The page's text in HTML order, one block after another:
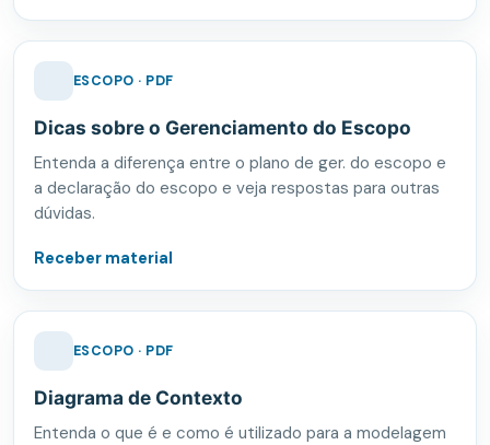
ESCOPO · PDF
Dicas sobre o Gerenciamento do Escopo
Entenda a diferença entre o plano de ger. do escopo e
a declaração do escopo e veja respostas para outras
dúvidas.
Receber material
ESCOPO · PDF
Diagrama de Contexto
Entenda o que é e como é utilizado para a modelagem